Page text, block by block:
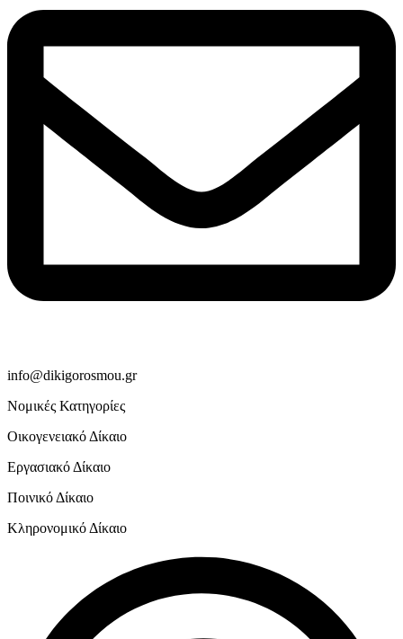
info@dikigorosmou.gr
Νομικές Κατηγορίες
Οικογενειακό Δίκαιο
Εργασιακό Δίκαιο
Ποινικό Δίκαιο
Κληρονομικό Δίκαιο